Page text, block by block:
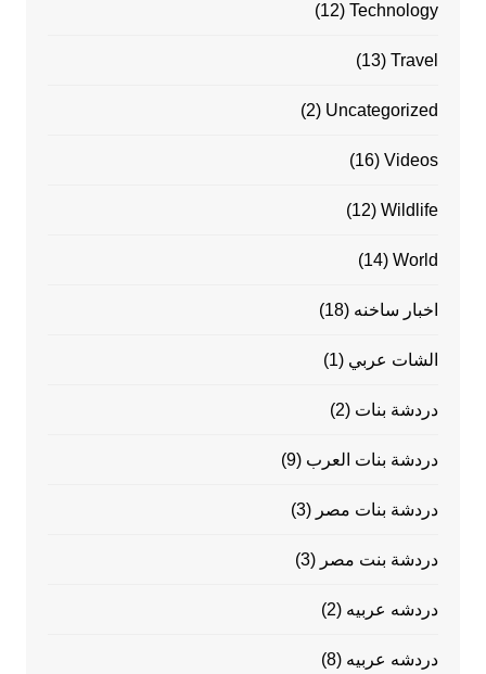
Technology
(12)
Travel
(13)
Uncategorized
(2)
Videos
(16)
Wildlife
(12)
World
(14)
اخبار ساخنه (18)
الشات عربي (1)
دردشة بنات (2)
دردشة بنات العرب (9)
دردشة بنات مصر (3)
دردشة بنت مصر (3)
دردشه عربيه (2)
دردشه عربيه (8)